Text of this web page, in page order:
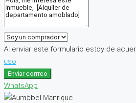
Al enviar este formulario estoy de
uso
Enviar corrreo
WhatsApp